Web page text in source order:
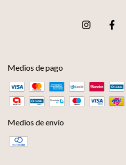
Medios de pago
Medios de envío